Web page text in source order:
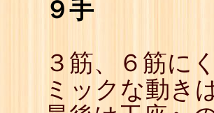
９手
３筋、６筋に
ミックな動き